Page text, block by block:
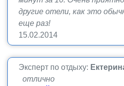
другие отели, как это
еще раз!
15.02.2014
Эксперт по отдыху:
отлично